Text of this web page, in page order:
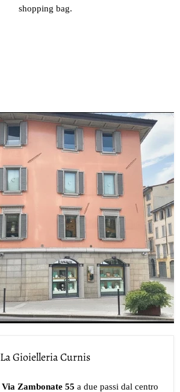
shopping bag.
La Gioielleria Curnis
Via Zambonate 55 a due passi dal centro